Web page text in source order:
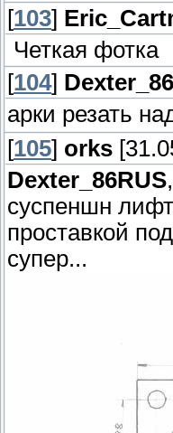
[103]
Четкая фотка
[104]
арки резать
[105] orks
Dexter_86RUS
суспеншн
проставкой
супер...